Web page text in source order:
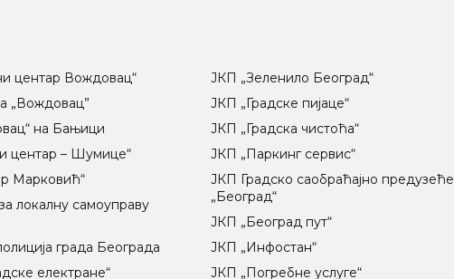
центар Вождовац“
„Вождовац”
на Бањици
центар – Шумице“
Марковић“
локалну самоуправу
града Београда
електране“
ЈКП „Зеленило Београд“
ЈКП „Градске пијаце“
ЈКП „Градска чистоћа“
ЈКП „Паркинг сервис“
ЈКП Градско саобраћајно предузеће
„Београд“
ЈКП „Београд пут“
ЈКП „Инфостан“
ЈКП „Погребне услуге“